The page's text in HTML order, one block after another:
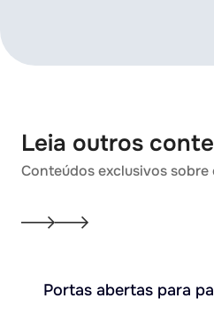
Leia outros
Conteúdos exclusivos
Portas abertas para